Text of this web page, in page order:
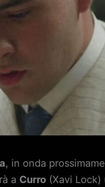
, in onda
a Curro (Xavi